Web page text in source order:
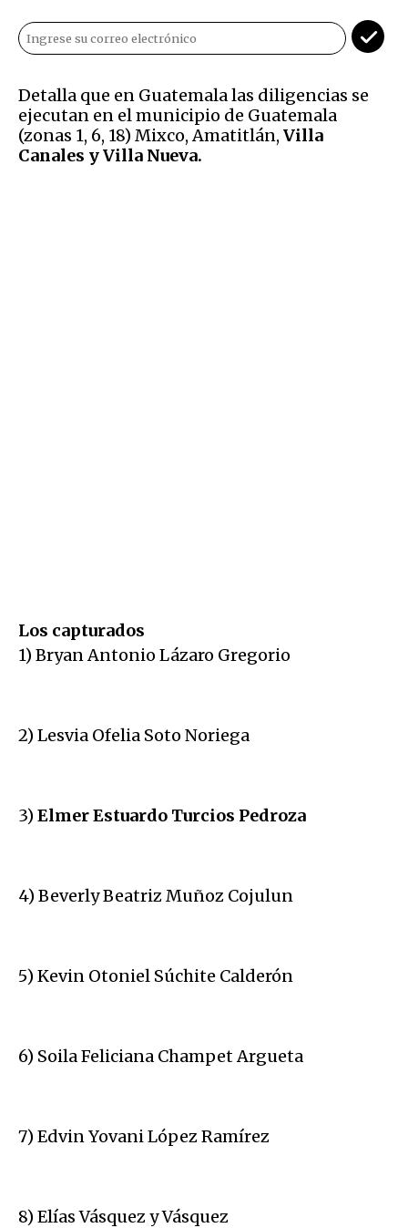
Detalla que en Guatemala las diligencias se
ejecutan en el municipio de Guatemala
(zonas 1, 6, 18) Mixco, Amatitlán, Villa
Canales y Villa Nueva.
Los capturados
1) Bryan Antonio Lázaro Gregorio
2) Lesvia Ofelia Soto Noriega
3) Elmer Estuardo Turcios Pedroza
4) Beverly Beatriz Muñoz Cojulun
5) Kevin Otoniel Súchite Calderón
6) Soila Feliciana Champet Argueta
7) Edvin Yovani López Ramírez
8) Elías Vásquez y Vásquez